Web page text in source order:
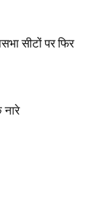
सीटों पर फिर